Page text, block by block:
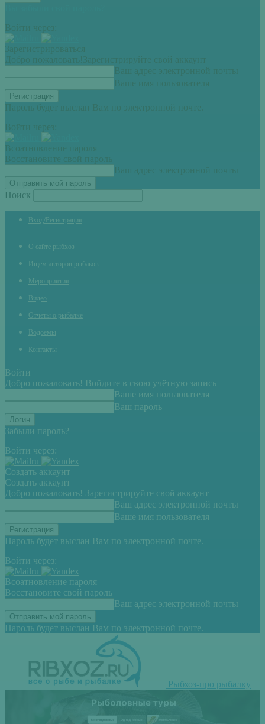
Войти через:
Зарегистрироваться
Добро пожаловать! Зарегистрируйте свой аккаунт
Ваш адрес электронной почты
Ваше имя пользователя
Пароль будет выслан Вам по электронной почте.
Войти через:
Всоатновление пароля
Восстановите свой пароль
Ваш адрес электронной почты
Поиск
Вход/Регистрация
О сайте рыбхоз
Ищем авторов рыбаков
Мероприятия
Видео
Отчеты о рыбалке
Водоемы
Контакты
Войти
Добро пожаловать! Войдите в свою учётную запись
Ваше имя пользователя
Ваш пароль
Забыли пароль?
Войти через:
Создать аккаунт
Создать аккаунт
Добро пожаловать! Зарегистрируйте свой аккаунт
Ваш адрес электронной почты
Ваше имя пользователя
Пароль будет выслан Вам по электронной почте.
Войти через:
Всоатновление пароля
Восстановите свой пароль
Ваш адрес электронной почты
Пароль будет выслан Вам по электронной почте.
Рыбхоз-про рыбалку